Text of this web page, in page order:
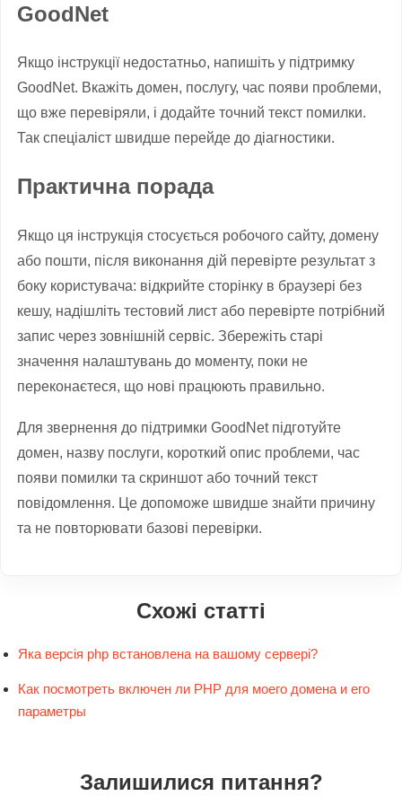
GoodNet
Якщо інструкції недостатньо, напишіть у підтримку
GoodNet. Вкажіть домен, послугу, час появи проблеми,
що вже перевіряли, і додайте точний текст помилки.
Так спеціаліст швидше перейде до діагностики.
Практична порада
Якщо ця інструкція стосується робочого сайту, домену
або пошти, після виконання дій перевірте результат з
боку користувача: відкрийте сторінку в браузері без
кешу, надішліть тестовий лист або перевірте потрібний
запис через зовнішній сервіс. Збережіть старі
значення налаштувань до моменту, поки не
переконаєтеся, що нові працюють правильно.
Для звернення до підтримки GoodNet підготуйте
домен, назву послуги, короткий опис проблеми, час
появи помилки та скриншот або точний текст
повідомлення. Це допоможе швидше знайти причину
та не повторювати базові перевірки.
Схожі статті
Яка версія php встановлена ​​на вашому сервері?
Как посмотреть включен ли PHP для моего домена и его
параметры
Залишилися питання?